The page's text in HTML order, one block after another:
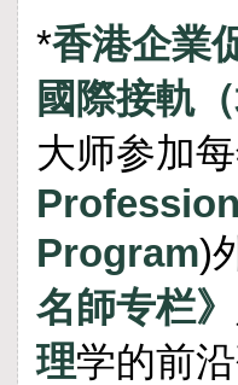
*香港企業
國際接軌
大师参加
Program)
名師专栏》
理学的前